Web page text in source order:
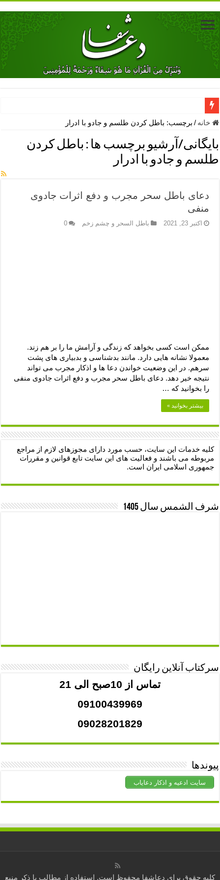
دعای جلب محبت فوری معشوق – دعای جلب محبت شوهر
دعای مشکل گشا برای رفع فقر – ذکرهای روزی‌ بخش
معجزات دعای یا من اظهر الجمیل – دعای یا من اظهر الجمیل برای
مهم ترین اذکار الهی و فضیلت آن ها – ذکر مخصوص مستجاب الدعوه
نماز حاجت برای کار گشایی- دعای رفع مشکلات و طلب حاجت
دعای رفع فقر و طلب رزق و روزی – آیه‌ جلب ثروت و برکت مال
خانه / برچسب: باطل كردن طلسم و جادو با ادرار
بایگانی/آرشیو برچسب ها : باطل كردن
طلسم و جادو با ادرار
دعای باطل سحر مجرب و دفع اثرات جادوی
منفی
اکتبر 23, 2021 باطل السحر و چشم زخم 0
ممکن است کسی بخواهد که زندگی و آرامش ما را بر هم زند.
معمولا نشانه هایی دارد. مانند بدشناسی و بدبیاری های پشت
سرهم. در این وضعیت خواندن دعا ها و اذکار مجرب می تواند
نتیجه خیر دهد. دعای باطل سحر مجرب و دفع اثرات جادوی منفی
را بخوانید که …
بیشتر بخوانید »
کلیه خدمات این سایت، حسب مورد دارای مجوزهای لازم از مراجع
مربوطه می باشند و فعالیت های این سایت تابع قوانین و مقررات
جمهوری اسلامی ایران است.
شرف الشمس سال 1405
سرکتاب آنلاین رایگان
تماس از 10صبح الی 21
09100439969
09028201829
پیوندها
سایت ادعیه و اذکار دعایاب
کلیه حقوق برای دعاشفا محفوظ است. استفاده از مطالب با ذکر منبع